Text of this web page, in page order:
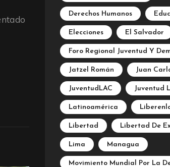
Derechos Humanos
Elecciones El Salvador
Foro Regional Juventud Y
Jatzel Román Juan
JuventudLAC Juventud
Latinoamérica
Libertad Libertad De
Lima Managua
Movimiento Mundial Por La